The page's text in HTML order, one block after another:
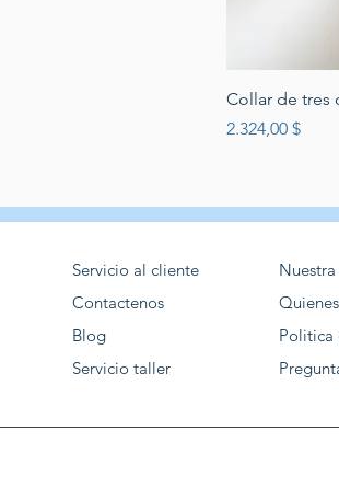
Collar de tres
Preis
2.324,00 $
Servicio al cliente
Contactenos
Blog
Servicio taller
Politica